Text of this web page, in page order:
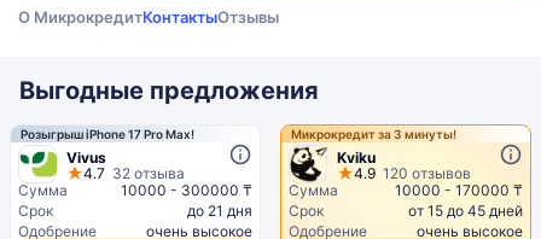
О МикрокредитКонтактыОтзывы
Выгодные предложения
Розыгрыш iPhone 17 Pro Max!
Vivus
4.7 32 отзыва
Сумма
10000 - 300000 ₸
Срок
до 21 дня
Одобрение
очень высокое
Микрокредит за 3 минуты!
Kviku
4.9 120 отзывов
Сумма
10000 - 170000 ₸
Срок
от 15 до 45 дней
Одобрение
очень высокое